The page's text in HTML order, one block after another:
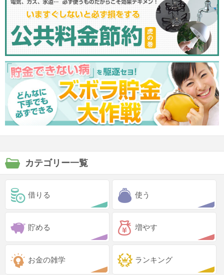
カテゴリー一覧
借りる 使う
貯める 増やす
お金の雑学 ランキング